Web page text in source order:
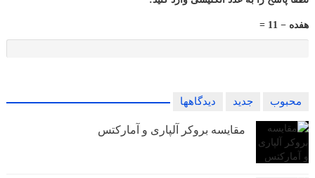
هفده − 11 =
محبوب جدید دیدگاهها
مقایسه بروکر آلپاری و آمارکتس